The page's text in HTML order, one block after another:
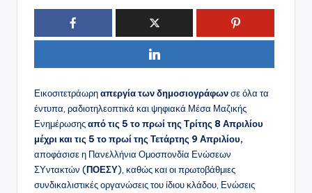
Εικοσιτετράωρηαπεργία των δημοσιογράφωνσε όλα τα
έντυπα, ραδιοτηλεοπτικά και ψηφιακά Μέσα Μαζικής
Ενημέρωσηςαπό τις 5 το πρωί της Τρίτης 8 Απριλίου
μέχρι και τις 5 το πρωί της Τετάρτης 9 Απριλίου,
αποφάσισε η Πανελλήνια Ομοσπονδία Ενώσεων
ΣΥντακτών (ΠΟΕΣΥ), καθώς και οι πρωτοβάθμιες
συνδικαλιστικές οργανώσεις του ίδιου κλάδου, Ενώσεις